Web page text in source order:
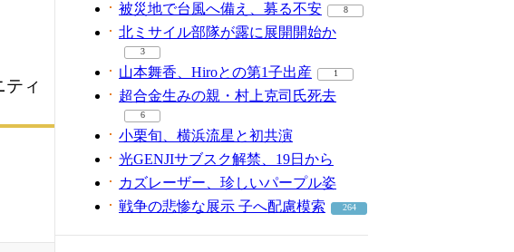
ティ
被災地で台風へ備え、募る不安
8
北ミサイル部隊が露に展開開始か
3
山本舞香、Hiroとの第1子出産 1
超合金生みの親・村上克司氏死去
6
小栗旬、横浜流星と初共演
光GENJIサブスク解禁、19日から
カズレーザー、珍しいパープル姿
戦争の悲惨な展示 子へ配慮模索
264